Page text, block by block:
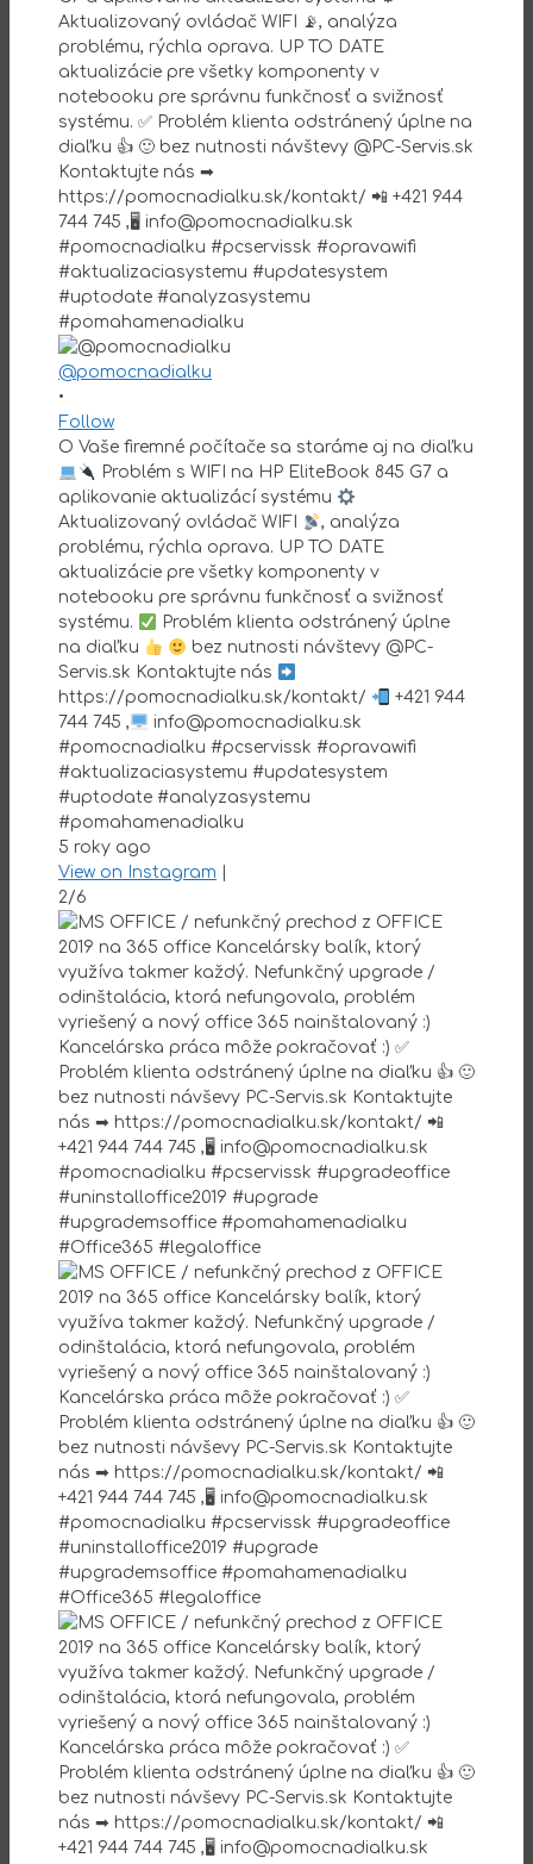
@pomocnadialku
•
Follow
O Vaše firemné počítače sa staráme aj na diaľku
Problém s WIFI na HP EliteBook 845 G7 a
aplikovanie aktualizácí systému
Aktualizovaný ovládač WIFI
, analýza
problému, rýchla oprava. UP TO DATE
aktualizácie pre všetky komponenty v
notebooku pre správnu funkčnosť a svižnosť
systému.
Problém klienta odstránený úplne
na diaľku
bez nutnosti návštevy @PC-
Servis.sk Kontaktujte nás
https://pomocnadialku.sk/kontakt/
+421 944
744 745 ,
info@pomocnadialku.sk
#pomocnadialku #pcservissk #opravawifi
#aktualizaciasystemu #updatesystem
#uptodate #analyzasystemu
#pomahamenadialku
5 roky ago
View on Instagram
2/6